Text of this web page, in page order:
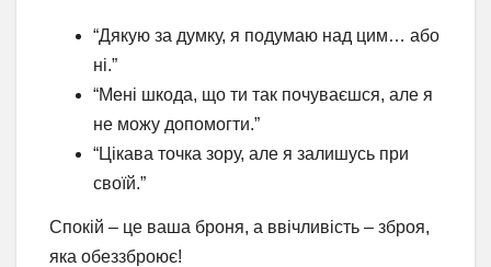
“Дякую за думку, я подумаю над цим… або
ні.”
“Мені шкода, що ти так почуваєшся, але я
не можу допомогти.”
“Цікава точка зору, але я залишусь при
своїй.”
Спокій – це ваша броня, а ввічливість – зброя,
яка обеззброює!